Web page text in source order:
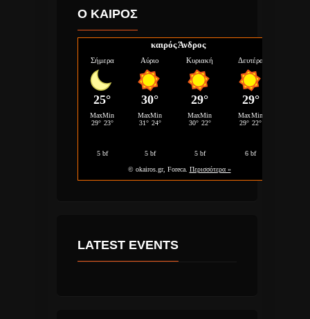
Ο ΚΑΙΡΟΣ
καιρός Άνδρος
LATEST EVENTS